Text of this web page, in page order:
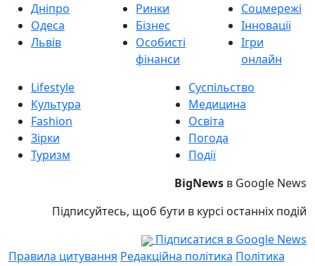
Дніпро
Одеса
Львів
Ринки
Бізнес
Особисті
фінанси
Соцмережі
Інновації
Ігри
онлайн
Lifestyle
Культура
Fashion
Зірки
Туризм
Суспільство
Медицина
Освіта
Погода
Події
BigNews в Google News
Підписуйтесь, щоб бути в курсі останніх подій
Підписатися в Google News
Правила цитування Редакційна політика Політика